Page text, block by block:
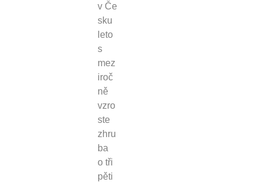
v Če
sku
leto
s
mez
iroč
ně
vzro
ste
zhru
ba
o tři
pěti